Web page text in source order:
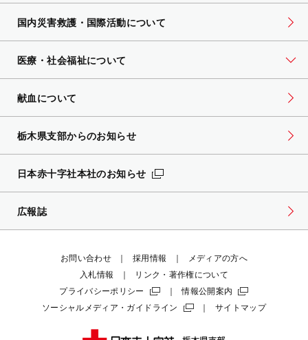
国内災害救護・国際活動について
医療・社会福祉について
献血について
栃木県支部からのお知らせ
日本赤十字社本社のお知らせ
広報誌
お問い合わせ 採用情報
メディアの方へ
入札情報
リンク・著作権について
プライバシーポリシー
情報公開案内
ソーシャルメディア・ガイドライン
サイトマップ